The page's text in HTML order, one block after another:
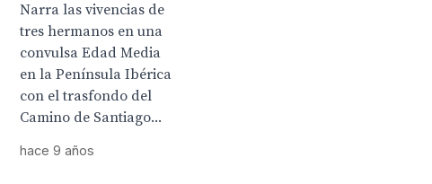
Narra las vivencias de
tres hermanos en una
convulsa Edad Media
en la Península Ibérica
con el trasfondo del
Camino de Santiago...
hace 9 años